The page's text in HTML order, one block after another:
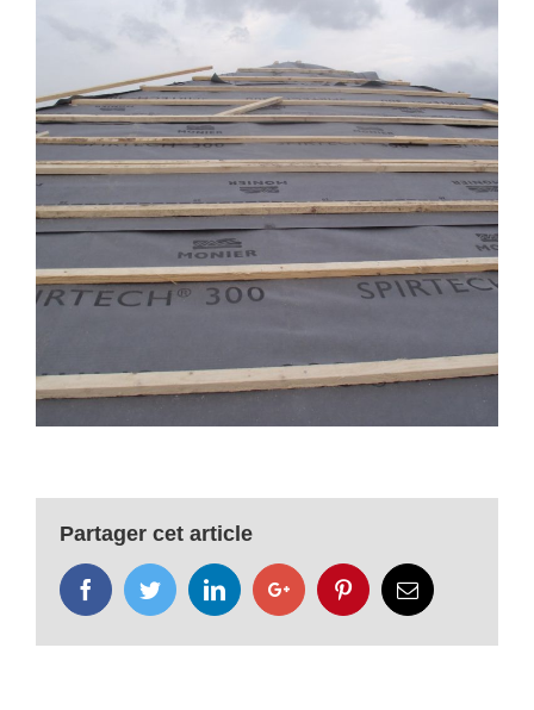
Partager cet article
FacebookTwitterLinkedInGoogle+ PinterestEmail